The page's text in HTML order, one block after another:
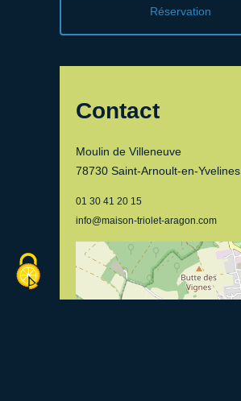
Réservation
Contact
Moulin de Villeneuve
78730 Saint-Arnoult-en-Yvelines
01 30 41 20 15
info@maison-triolet-aragon.com